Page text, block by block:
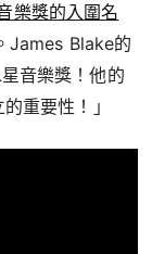
樂獎的入圍名
James Blake的
音樂獎！他的
重要性！」